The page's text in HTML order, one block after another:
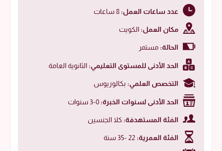
عدد ساعات العمل:
مكان العمل: الكويت
الحالة: مستمر
الحد الأدنى للمستوى التعليمي: الثانوية العامة
التخصص العلمي: بكالوريوس
الحد الأدنى لسنوات الخبرة:
الفئة المستهدفة: كلا الجنسين
الفئة العمرية: